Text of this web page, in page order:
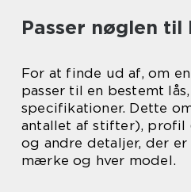
Passer nøglen til
For at finde ud af, om
passer til en bestemt
specifikationer. Dette
antallet af stifter), profil
og andre detaljer, der
mærke og hver model.